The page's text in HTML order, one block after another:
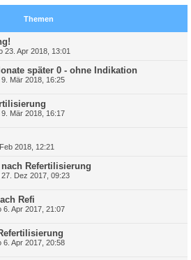
Themen
23. Apr 2018, 13:01
später 0 - ohne Indikation
9. Mär 2018, 16:25
9. Mär 2018, 16:17
2018, 12:21
Refertilisierung
27. Dez 2017, 09:23
Refi
6. Apr 2017, 21:07
6. Apr 2017, 20:58